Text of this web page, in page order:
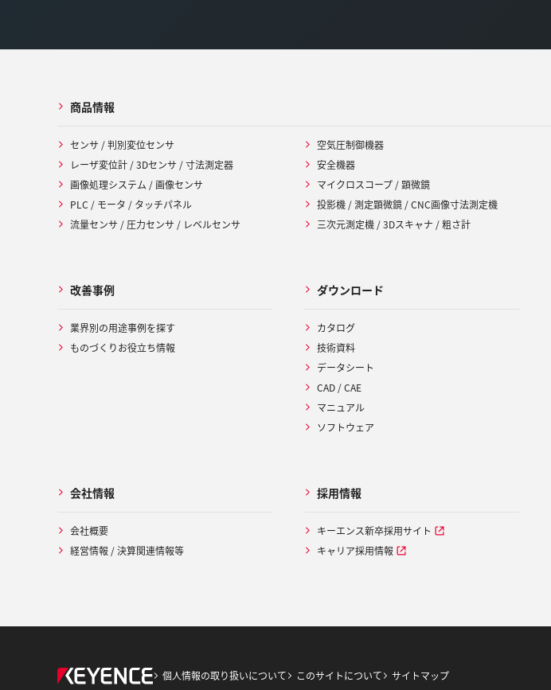
商品情報
センサ / 判別変位センサ
レーザ変位計 / 3Dセンサ / 寸法測定器
画像処理システム / 画像センサ
PLC / モータ / タッチパネル
流量センサ / 圧力センサ / レベルセンサ
空気圧制御機器
安全機器
マイクロスコープ / 顕微鏡
投影機 / 測定顕微鏡 / CNC画像寸法測定機
三次元測定機 / 3Dスキャナ / 粗さ計
改善事例
業界別の用途事例を探す
ものづくりお役立ち情報
ダウンロード
カタログ
技術資料
データシート
CAD / CAE
マニュアル
ソフトウェア
会社情報
会社概要
経営情報 / 決算関連情報等
採用情報
キーエンス新卒採用サイト
キャリア採用情報
個人情報の取り扱いについて このサイトについて サイトマップ